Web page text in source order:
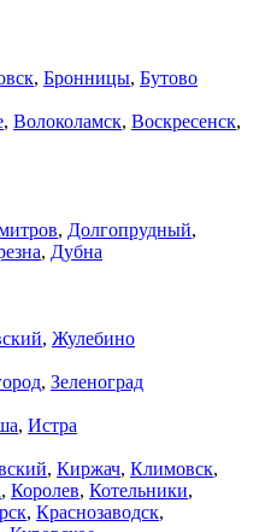
, Бронницы, Бутово
, Волоколамск, Воскресенск,
, Долгопрудный,
, Дубна
, Жулебино
, Зеленоград
, Истра
, Киржач, Климовск,
, Королев, Котельники,
, Краснозаводск,